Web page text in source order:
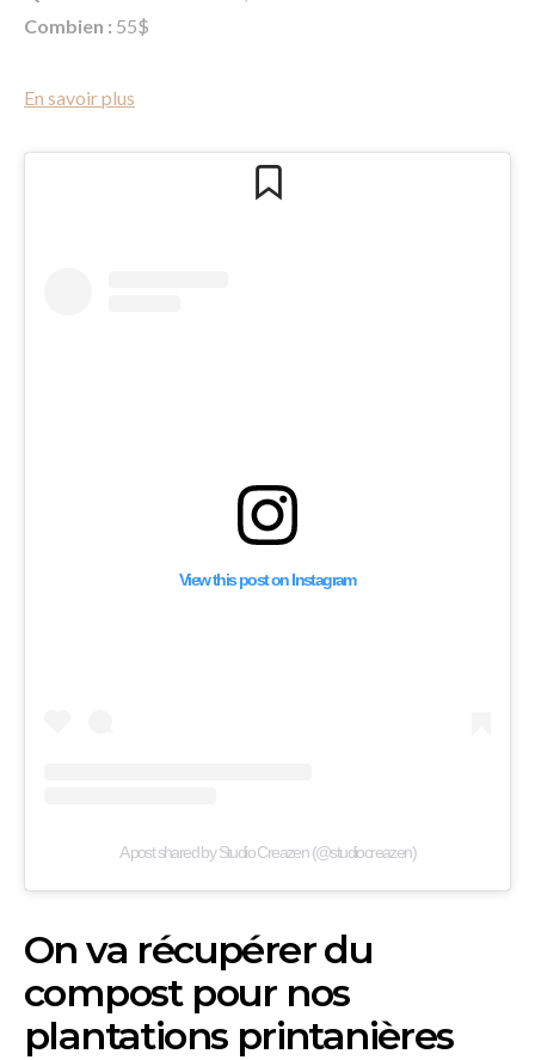
Combien : 55$
En savoir plus
View this post on Instagram
A post shared by Studio Creazen (@studiocreazen)
On va récupérer du
compost pour nos
plantations printanières